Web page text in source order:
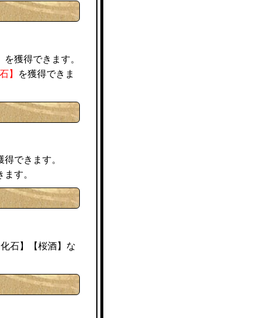
を獲得できます。
】
を獲得できま
得できます。
す。
石】【桜酒】な